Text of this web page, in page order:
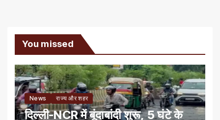
You missed
News राज्य और शहर
दिल्ली-NCR में बूंदाबांदी शुरू, 5 घंटे के